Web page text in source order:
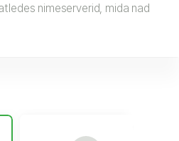
nimeserverid, mida nad